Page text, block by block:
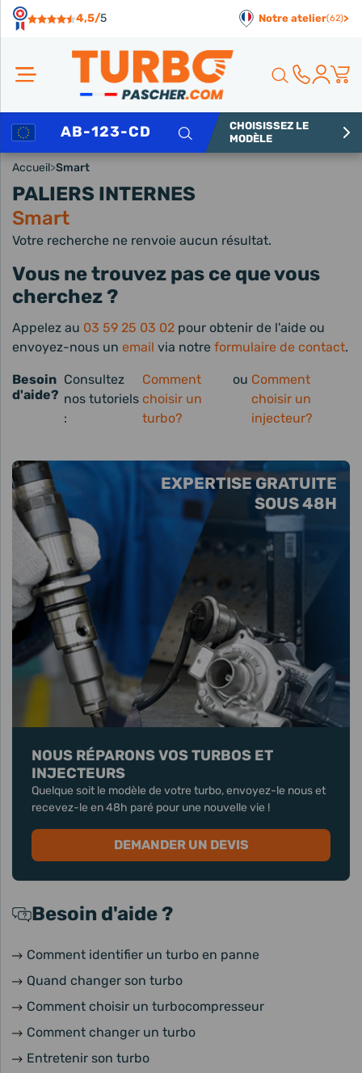
4,5/5 Notre atelier(62)>
Rechercher
CHOISISSEZ LE
MODÈLE
Accueil>Smart
PALIERS INTERNES
Smart
EXPERTISE GRATUITE
SOUS 48H
NOUS RÉPARONS VOS TURBOS ET
INJECTEURS
Quelque soit le modèle de votre turbo, envoyez-le nous et
recevez-le en 48h paré pour une nouvelle vie !
DEMANDER UN DEVIS
Besoin d'aide ?
Comment identifier un turbo en panne
Quand changer son turbo
Comment choisir un turbocompresseur
Comment changer un turbo
Entretenir son turbo
Votre recherche ne renvoie aucun résultat.
Vous ne trouvez pas ce que vous
cherchez ?
Appelez au 03 59 25 03 02 pour obtenir de l'aide ou
envoyez-nous un email via notre formulaire de contact.
Besoin
d'aide?
Consultez
nos tutoriels
:
Comment
choisir un
turbo?
ou Comment
choisir un
injecteur?
Panneau de gestion des cookies